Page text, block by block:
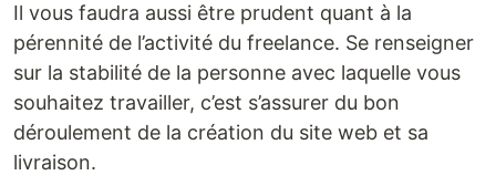
Il vous faudra aussi être prudent quant à la
pérennité de l’activité du freelance. Se renseigner
sur la stabilité de la personne avec laquelle vous
souhaitez travailler, c’est s’assurer du bon
déroulement de la création du site web et sa
livraison.